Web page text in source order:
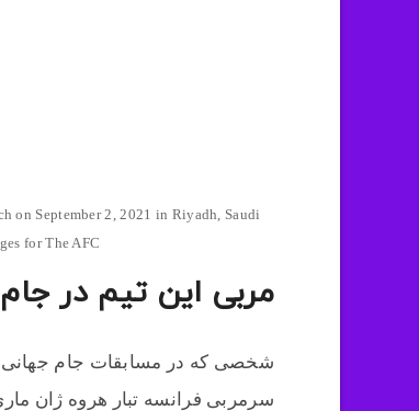
on September 2, 2021 in Riyadh, Saudi
for The AFC
مربی این تیم در جام جهانی 2022 را
شخصی که در مسابقات جام جهانی
سرمربی فرانسه تبار هروه ژان